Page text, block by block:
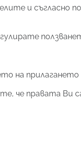
и съгласно
на
че правата Ви